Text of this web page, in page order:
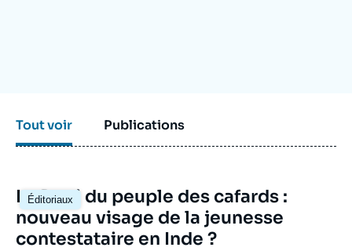
Tout voir Publications
Éditoriaux
Image
principale
Le Parti du peuple des cafards :
nouveau visage de la jeunesse
contestataire en Inde ?